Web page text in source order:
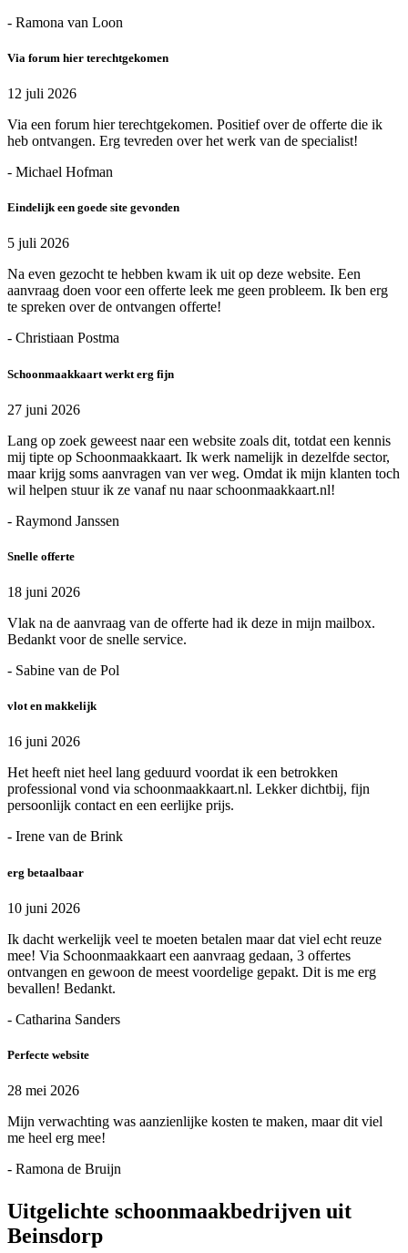
- Ramona van Loon
Via forum hier terechtgekomen
12 juli 2026
Via een forum hier terechtgekomen. Positief over de offerte die ik
heb ontvangen. Erg tevreden over het werk van de specialist!
- Michael Hofman
Eindelijk een goede site gevonden
5 juli 2026
Na even gezocht te hebben kwam ik uit op deze website. Een
aanvraag doen voor een offerte leek me geen probleem. Ik ben erg
te spreken over de ontvangen offerte!
- Christiaan Postma
Schoonmaakkaart werkt erg fijn
27 juni 2026
Lang op zoek geweest naar een website zoals dit, totdat een kennis
mij tipte op Schoonmaakkaart. Ik werk namelijk in dezelfde sector,
maar krijg soms aanvragen van ver weg. Omdat ik mijn klanten toch
wil helpen stuur ik ze vanaf nu naar schoonmaakkaart.nl!
- Raymond Janssen
Snelle offerte
18 juni 2026
Vlak na de aanvraag van de offerte had ik deze in mijn mailbox.
Bedankt voor de snelle service.
- Sabine van de Pol
vlot en makkelijk
16 juni 2026
Het heeft niet heel lang geduurd voordat ik een betrokken
professional vond via schoonmaakkaart.nl. Lekker dichtbij, fijn
persoonlijk contact en een eerlijke prijs.
- Irene van de Brink
erg betaalbaar
10 juni 2026
Ik dacht werkelijk veel te moeten betalen maar dat viel echt reuze
mee! Via Schoonmaakkaart een aanvraag gedaan, 3 offertes
ontvangen en gewoon de meest voordelige gepakt. Dit is me erg
bevallen! Bedankt.
- Catharina Sanders
Perfecte website
28 mei 2026
Mijn verwachting was aanzienlijke kosten te maken, maar dit viel
me heel erg mee!
- Ramona de Bruijn
Uitgelichte schoonmaakbedrijven uit
Beinsdorp